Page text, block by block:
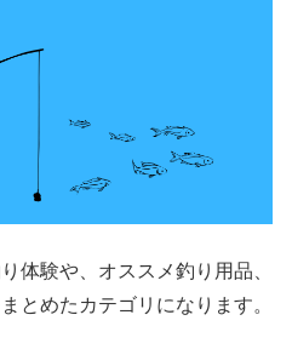
体験や、オススメ釣り用品、
とめたカテゴリになります。